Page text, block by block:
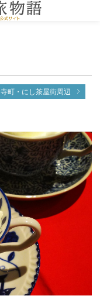
寺町・にし茶屋街周辺